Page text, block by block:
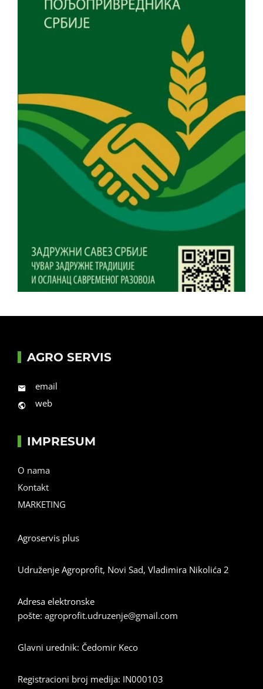
AGRO SERVIS
email
web
IMPRESUM
O nama
Kontakt
MARKETING
Agroservis plus
Udruženje Agroprofit, Novi Sad, Vladimira Nikolića 2
Adresa elektronske
pošte: agroprofit.udruzenje@gmail.com
Glavni urednik: Čedomir Keco
Registracioni broj medija: IN000103